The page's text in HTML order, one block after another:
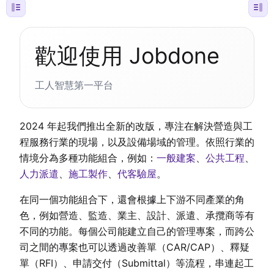
歡迎使用 Jobdone
工人智慧第一平台
2024 年起我們推出全新的改版，專注在解決營造與工
程服務行業的現場，以及設備場域的管理。依照行業的
情境分為多種功能組合，例如： 一般建案、 公共工程、
人力派遣、 施工製作、 代客驗屋。
在同一個功能組合下，還會根據上下游不同產業的角
色，例如營造、監造、業主、設計、派遣、承攬商等有
不同的功能。每個公司能建立自己的管理專案，而跨公
司之間的專案也可以透過改善單（CAR/CAP）、釋疑
單（RFI）、申請交付（Submittal）等流程，串連起工